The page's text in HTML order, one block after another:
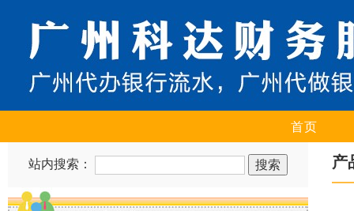
首页
站内搜索： 产